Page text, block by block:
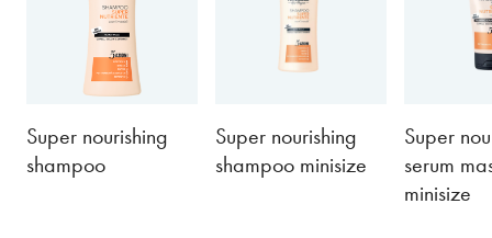
Super nourishing
shampoo
Super nourishing
shampoo minisize
Super
serum
minisize